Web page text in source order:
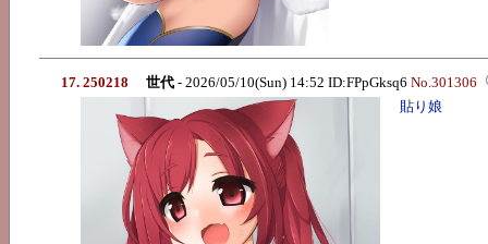
17. 250218 世代 - 2026/05/10(Sun) 14:52 ID:FPpGksq6 No.301306
貼り娘